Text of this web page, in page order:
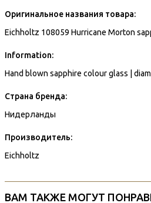
Оригинальное названия товара:
Eichholtz 108059 Hurricane Morton
Information:
Hand blown sapphire colour glass |
Страна бренда:
Нидерланды
Производитель:
Eichholtz
ВАМ ТАКЖЕ МОГУТ